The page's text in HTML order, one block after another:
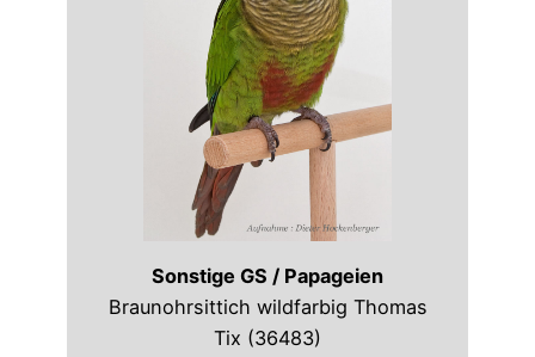
Sonstige GS / Papageien
Braunohrsittich wildfarbig Thomas
Tix (36483)